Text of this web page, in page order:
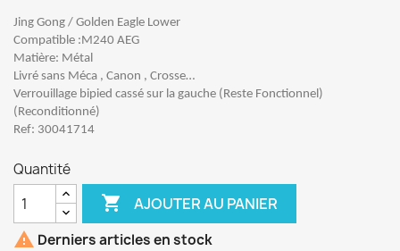
Jing Gong / Golden Eagle Lower
Compatible :M240 AEG
Matière: Métal
Livré sans Méca , Canon , Crosse…
Verrouillage bipied cassé sur la gauche (Reste Fonctionnel)
(Reconditionné)
Ref: 30041714
Quantité
 AJOUTER AU PANIER
 Derniers articles en stock